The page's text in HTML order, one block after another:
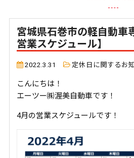
宮城県石巻市の軽自動車
営業スケジュール】
2022.3.31 定休日に関するお
こんにちは！
エーツー㈱渥美自動車です！
4月の営業スケジュールです！